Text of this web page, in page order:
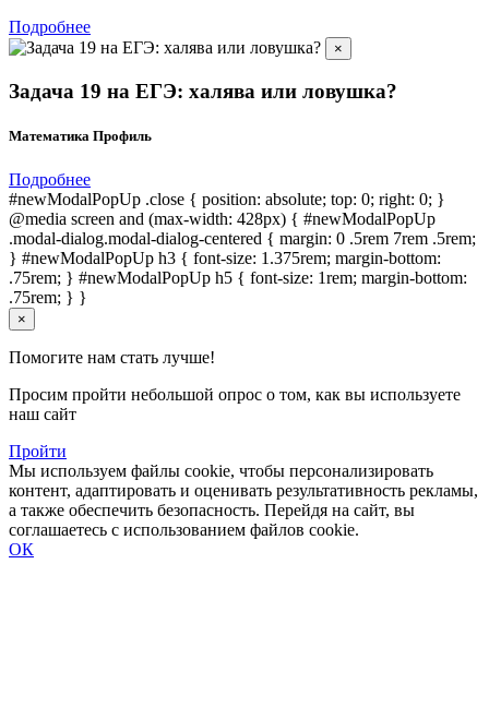
Подробнее
×
Задача 19 на ЕГЭ: халява или ловушка?
Математика Профиль
Подробнее
#newModalPopUp .close { position: absolute; top: 0; right: 0; }
@media screen and (max-width: 428px) { #newModalPopUp
.modal-dialog.modal-dialog-centered { margin: 0 .5rem 7rem .5rem;
} #newModalPopUp h3 { font-size: 1.375rem; margin-bottom:
.75rem; } #newModalPopUp h5 { font-size: 1rem; margin-bottom:
.75rem; } }
×
Помогите нам стать лучше!
Просим пройти небольшой опрос о том, как вы используете
наш сайт
Пройти
Мы используем файлы cookie, чтобы персонализировать
контент, адаптировать и оценивать результативность рекламы,
а также обеспечить безопасность. Перейдя на сайт, вы
соглашаетесь с использованием файлов cookie.
ОК